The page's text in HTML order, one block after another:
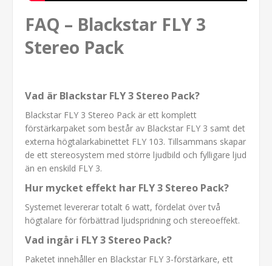
FAQ – Blackstar FLY 3
Stereo Pack
Vad är Blackstar FLY 3 Stereo Pack?
Blackstar FLY 3 Stereo Pack är ett komplett
förstärkarpaket som består av Blackstar FLY 3 samt det
externa högtalarkabinettet FLY 103. Tillsammans skapar
de ett stereosystem med större ljudbild och fylligare ljud
än en enskild FLY 3.
Hur mycket effekt har FLY 3 Stereo Pack?
Systemet levererar totalt 6 watt, fördelat över två
högtalare för förbättrad ljudspridning och stereoeffekt.
Vad ingår i FLY 3 Stereo Pack?
Paketet innehåller en Blackstar FLY 3-förstärkare, ett